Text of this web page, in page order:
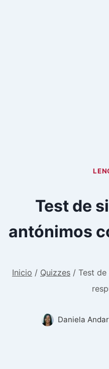
Test de
antónimos
Inicio / Quizzes / Test
Daniela